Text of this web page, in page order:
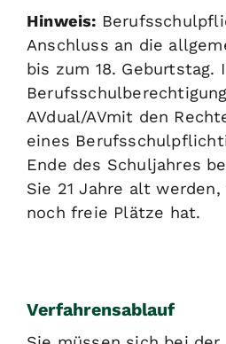
Hinweis:
Anschluss an die
bis zum 18. Geburtstag.
AVdual/AVmit den
eines
Ende des Schuljahres
Sie 21 Jahre alt
noch freie Plätze hat.
Verfahrensablauf